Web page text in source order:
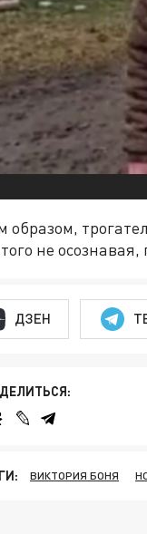
образом,
не
ДЗЕН
ВИКТОРИЯ БОНЯ